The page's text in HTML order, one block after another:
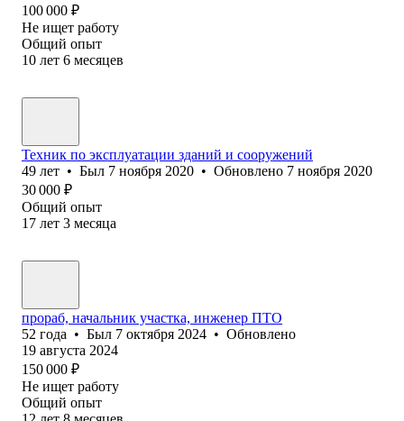
100 000 ₽
Не ищет работу
Общий опыт
10 лет 6 месяцев
Техник по эксплуатации зданий и сооружений
49 лет • Был 7 ноября 2020 • Обновлено 7 ноября 2020
30 000 ₽
Общий опыт
17 лет 3 месяца
прораб, начальник участка, инженер ПТО
52 года • Был 7 октября 2024 • Обновлено
19 августа 2024
150 000 ₽
Не ищет работу
Общий опыт